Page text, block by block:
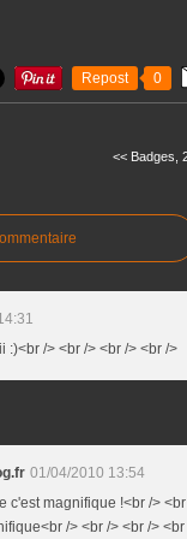
Repost 0
<< Badges,
:)<br /> <br /> <br /> <br />
01/04/2010 13:54
c'est magnifique !<br />
/> <br /> <br /> <br